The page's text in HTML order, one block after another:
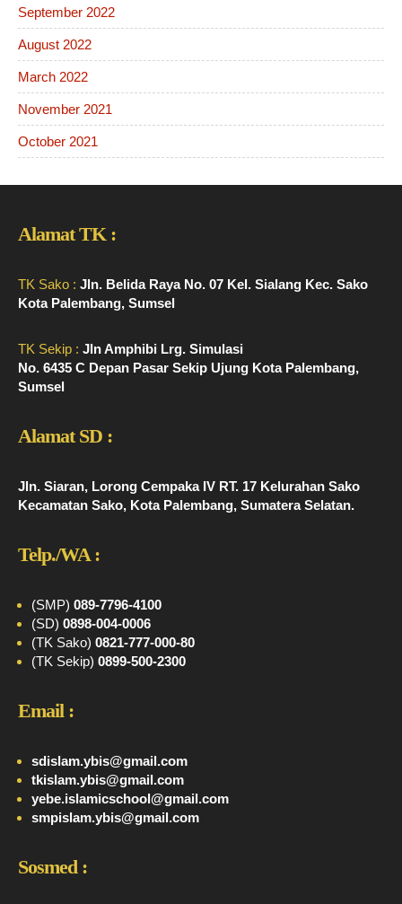
September 2022
August 2022
March 2022
November 2021
October 2021
Alamat TK :
TK Sako : Jln. Belida Raya No. 07 Kel. Sialang Kec. Sako
Kota Palembang, Sumsel
TK Sekip : Jln Amphibi Lrg. Simulasi
No. 6435 C Depan Pasar Sekip Ujung Kota Palembang,
Sumsel
Alamat SD :
Jln. Siaran, Lorong Cempaka IV RT. 17 Kelurahan Sako
Kecamatan Sako, Kota Palembang, Sumatera Selatan.
Telp./WA :
(SMP) 089-7796-4100
(SD) 0898-004-0006
(TK Sako) 0821-777-000-80
(TK Sekip) 0899-500-2300
Email :
sdislam.ybis@gmail.com
tkislam.ybis@gmail.com
yebe.islamicschool@gmail.com
smpislam.ybis@gmail.com
Sosmed :